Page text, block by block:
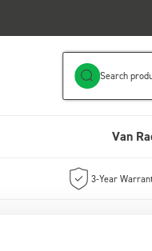
Search
Van
3-Year